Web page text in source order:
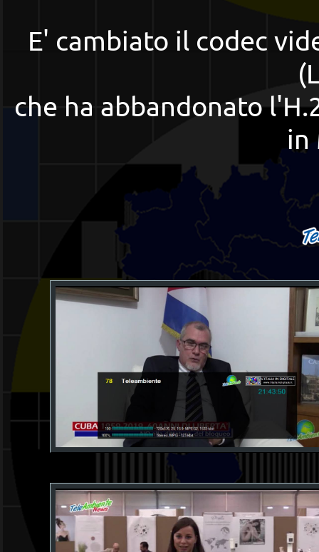
E' cambiato il codec
che ha abbandonato
in